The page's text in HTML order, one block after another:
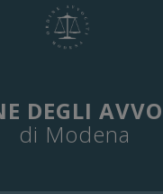
DEGLI
di Modena